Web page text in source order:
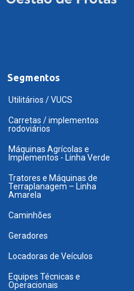
Segmentos
Utilitários / VUCS
Carretas / implementos
rodoviários
Máquinas Agrícolas e
Implementos - Linha Verde
Tratores e Máquinas de
Terraplanagem – Linha
Amarela
Caminhões
Geradores
Locadoras de Veículos
Equipes Técnicas e
Operacionais